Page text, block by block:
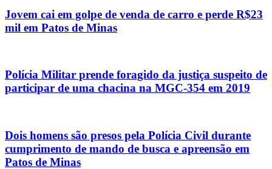
Jovem cai em golpe de venda de carro e perde R$23
mil em Patos de Minas
Polícia Militar prende foragido da justiça suspeito de
participar de uma chacina na MGC-354 em 2019
Dois homens são presos pela Polícia Civil durante
cumprimento de mando de busca e apreensão em
Patos de Minas